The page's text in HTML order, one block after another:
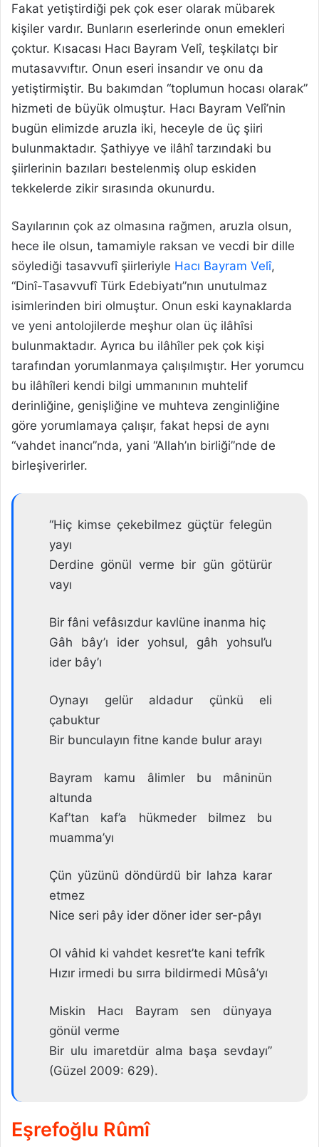
Fakat yetiştirdiği pek çok eser olarak mübarek
kişiler vardır. Bunların eserlerinde onun emekleri
çoktur. Kısacası Hacı Bayram Velî, teşkilatçı bir
mutasavvıftır. Onun eseri insandır ve onu da
yetiştirmiştir. Bu bakımdan “toplumun hocası olarak”
hizmeti de büyük olmuştur. Hacı Bayram Velî’nin
bugün elimizde aruzla iki, heceyle de üç şiiri
bulunmaktadır. Şathiyye ve ilâhî tarzındaki bu
şiirlerinin bazıları bestelenmiş olup eskiden
tekkelerde zikir sırasında okunurdu.
Sayılarının çok az olmasına rağmen, aruzla olsun,
hece ile olsun, tamamiyle raksan ve vecdi bir dille
söylediği tasavvufî şiirleriyle Hacı Bayram Velî,
“Dinî-Tasavvufî Türk Edebiyatı”nın unutulmaz
isimlerinden biri olmuştur. Onun eski kaynaklarda
ve yeni antolojilerde meşhur olan üç ilâhîsi
bulunmaktadır. Ayrıca bu ilâhîler pek çok kişi
tarafından yorumlanmaya çalışılmıştır. Her yorumcu
bu ilâhîleri kendi bilgi ummanının muhtelif
derinliğine, genişliğine ve muhteva zenginliğine
göre yorumlamaya çalışır, fakat hepsi de aynı
“vahdet inancı”nda, yani “Allah’ın birliği”nde de
birleşiverirler.
“Hiç kimse çekebilmez güçtür felegün
yayı
Derdine gönül verme bir gün götürür
vayı
Bir fâni vefâsızdur kavlüne inanma hiç
Gâh bây’ı ider yohsul, gâh yohsul’u
ider bây’ı
Oynayı gelür aldadur çünkü eli
çabuktur
Bir bunculayın fitne kande bulur arayı
Bayram kamu âlimler bu mâninün
altunda
Kaf’tan kaf’a hükmeder bilmez bu
muamma’yı
Çün yüzünü döndürdü bir lahza karar
etmez
Nice seri pây ider döner ider ser-pâyı
Ol vâhid ki vahdet kesret’te kani tefrîk
Hızır irmedi bu sırra bildirmedi Mûsâ’yı
Miskin Hacı Bayram sen dünyaya
gönül verme
Bir ulu imaretdür alma başa sevdayı”
(Güzel 2009: 629).
Eşrefoğlu Rûmî